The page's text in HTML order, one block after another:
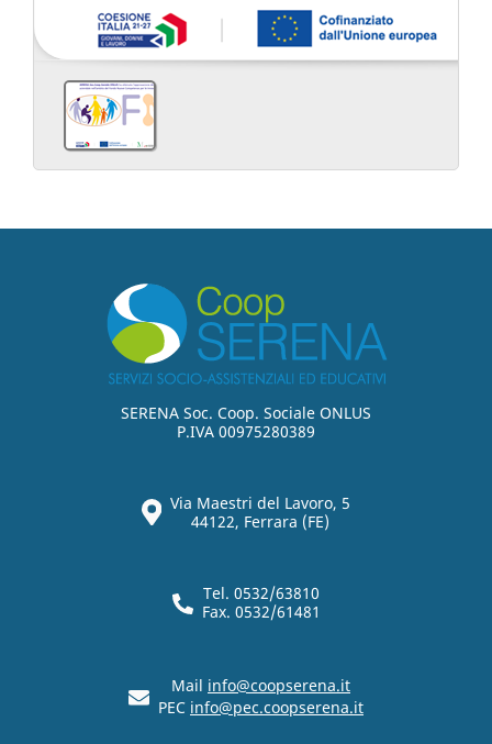
SERENA Soc. Coop. Sociale ONLUS
P.IVA 00975280389
Via Maestri del Lavoro, 5
44122, Ferrara (FE)
Tel. 0532/63810
Fax. 0532/61481
Mail info@coopserena.it
PEC info@pec.coopserena.it